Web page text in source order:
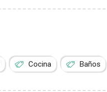
Cocina Baños